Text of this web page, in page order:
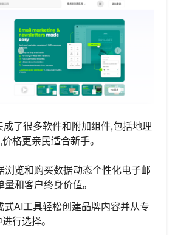
成了很多软件和附加组件,包括地理
格更亲民适合新手。
浏览和购买数据动态个性化电子邮
和客户终身价值。
式AI工具轻松创建品牌内容并从专
行选择。